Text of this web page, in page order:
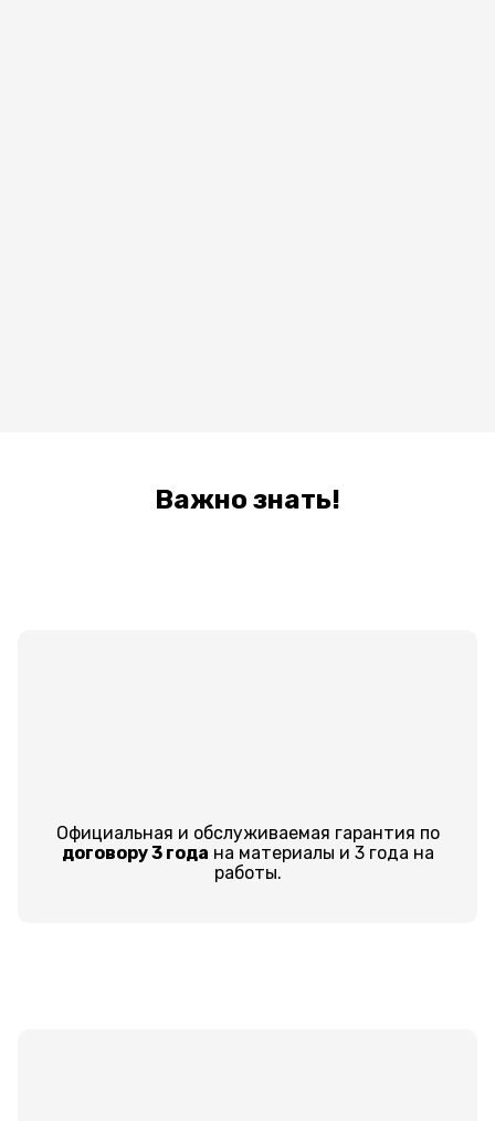
Важно знать!
Официальная и обслуживаемая гарантия по
договору 3 года на материалы и 3 года на
работы.